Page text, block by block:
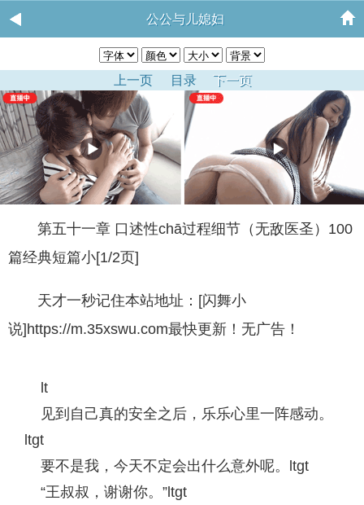
公公与儿媳妇
上一页 目录 下一页
第五十一章 口述性chā过程细节（无敌医圣）100
篇经典短篇小[1/2页]
天才一秒记住本站地址：[闪舞小
说]https://m.35xswu.com最快更新！无广告！
lt
见到自己真的安全之后，乐乐心里一阵感动。
ltgt
要不是我，今天不定会出什么意外呢。ltgt
“王叔叔，谢谢你。”ltgt